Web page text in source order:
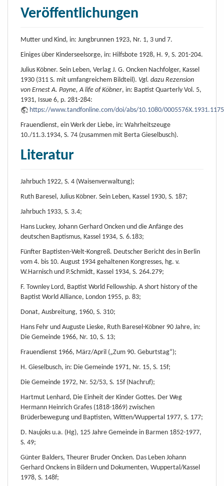
Veröffentlichungen
Mutter und Kind, in: Jungbrunnen 1923, Nr. 1, 3 und 7.
Einiges über Kinderseelsorge, in: Hilfsbote 1928, H. 9, S. 201-204.
Julius Köbner. Sein Leben, Verlag J. G. Oncken Nachfolger, Kassel
1930 (311 S. mit umfangreichem Bildteil). Vgl. dazu Rezension
von Ernest A. Payne, A life of Köbner, in: Baptist Quarterly Vol. 5,
1931, Issue 6, p. 281-284:
https://www.tandfonline.com/doi/abs/10.1080/
Frauendienst, ein Werk der Liebe, in: Wahrheitszeuge
10./11.3.1934, S. 74 (zusammen mit Berta Gieselbusch).
Literatur
Jahrbuch 1922, S. 4 (Waisenverwaltung);
Ruth Baresel, Julius Köbner. Sein Leben, Kassel 1930, S. 187;
Jahrbuch 1933, S. 3.4;
Hans Luckey, Johann Gerhard Oncken und die Anfänge des
deutschen Baptismus, Kassel 1934, S. 6.183;
Fünfter Baptisten-Welt-Kongreß. Deutscher Bericht des in Berlin
vom 4. bis 10. August 1934 gehaltenen Kongresses, hg. v.
W.Harnisch und P.Schmidt, Kassel 1934, S. 264.279;
F. Townley Lord, Baptist World Fellowship. A short history of the
Baptist World Alliance, London 1955, p. 83;
Donat, Ausbreitung, 1960, S. 310;
Hans Fehr und Auguste Lieske, Ruth Baresel-Köbner 90 Jahre, in:
Die Gemeinde 1966, Nr. 10, S. 13;
Frauendienst 1966, März/April („Zum 90. Geburtstag“);
H. Gieselbusch, in: Die Gemeinde 1971, Nr. 15, S. 15f;
Die Gemeinde 1972, Nr. 52/53, S. 15f (Nachruf);
Hartmut Lenhard, Die Einheit der Kinder Gottes. Der Weg
Hermann Heinrich Grafes (1818-1869) zwischen
Brüderbewegung und Baptisten, Witten/Wuppertal 1977, S. 177;
D. Naujoks u.a. (Hg), 125 Jahre Gemeinde in Barmen 1852-1977,
S. 49;
Günter Balders, Theurer Bruder Oncken. Das Leben Johann
Gerhard Onckens in Bildern und Dokumenten, Wuppertal/Kassel
1978, S. 148f;